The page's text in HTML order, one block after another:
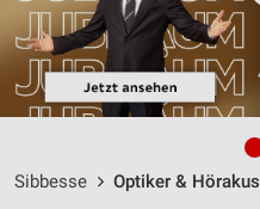
Sibbesse Optiker &